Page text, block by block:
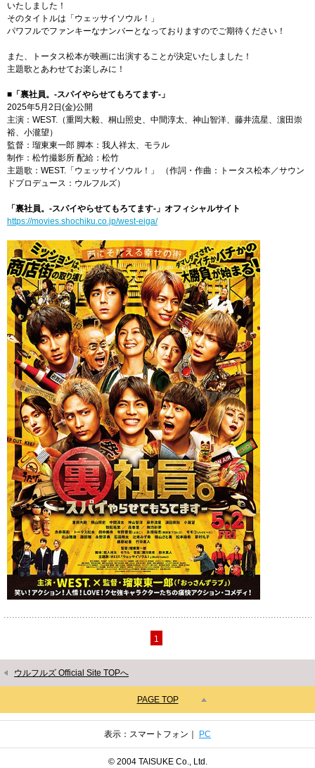
いたしました！
そのタイトルは「ウェッサイソウル！」
パワフルでファンキーなナンバーとなっておりますのでご期待ください！
また、トータス松本が映画に出演することが決定いたしました！
主題歌とあわせてお楽しみに！
■「裏社員。-スパイやらせてもろてます‐」
2025年5月2日(金)公開
主演：WEST.（重岡大毅、桐山照史、中間淳太、神山智洋、藤井流星、濵田崇
裕、小瀧望）
監督：瑠東東一郎 脚本：我人祥太、モラル
制作：松竹撮影所 配給：松竹
主題歌：WEST.「ウェッサイソウル！」 （作詞・作曲：トータス松本／サウン
ドプロデュース：ウルフルズ）
「裏社員。-スパイやらせてもろてます‐」オフィシャルサイト
https://movies.shochiku.co.jp/west-eiga/
1
ウルフルズ Official Site TOPへ
PAGE TOP
表示：スマートフォン｜ PC
© 2004 TAISUKE Co., Ltd.